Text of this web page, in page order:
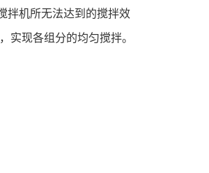
拌机所无法达到的搅拌效
实现各组分的均匀搅拌。